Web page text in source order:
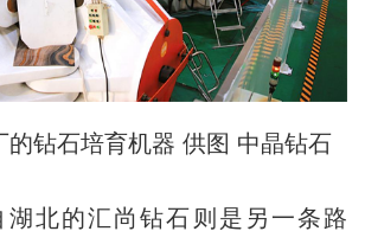
的钻石培育机器 供图 中晶钻石
的汇尚钻石则是另一条路